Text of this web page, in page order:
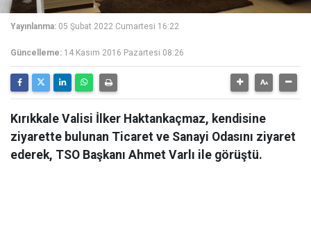
Yayınlanma: 05 Şubat 2022 Cumartesi 16:22
Güncelleme: 14 Kasım 2016 Pazartesi 08:26
Kırıkkale Valisi İlker Haktankaçmaz, kendisine
ziyarette bulunan Ticaret ve Sanayi Odasını ziyaret
ederek, TSO Başkanı Ahmet Varlı ile görüştü.